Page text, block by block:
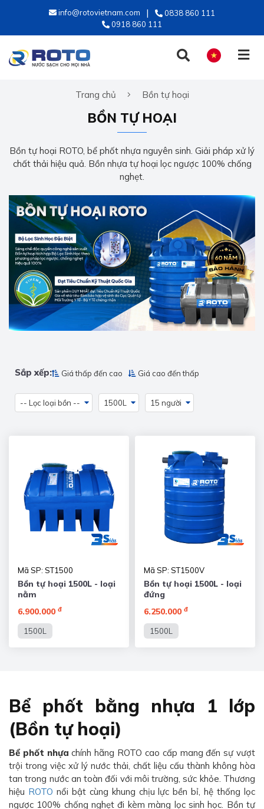
info@rotovietnam.com
0838 860 111
0918 860 111
Trang chủ Bồn tự hoại
BỒN TỰ HOẠI
Bồn tự hoại ROTO, bể phốt nhựa nguyên sinh. Giải pháp xử lý
chất thải hiệu quả. Bồn nhựa tự hoại lọc ngược 100% chống
nghẹt.
Sắp xếp: Giá thấp đến cao Giá cao đến thấp
-- Lọc loại bồn -- 1500L 15 người
Mã SP: ST1500
Bồn tự hoại 1500L - loại
nằm
6.900.000 đ
1500L
Mã SP: ST1500V
Bồn tự hoại 1500L - loại
đứng
6.250.000 đ
1500L
Bể phốt bằng nhựa 1 lớp
(Bồn tự hoại)
Bể phốt nhựa chính hãng ROTO cao cấp mang đến sự vượt
trội trong việc xử lý nước thải, chất liệu cấu thành không hòa
tan trong nước an toàn đối với môi trường, sức khỏe. Thương
hiệu ROTO nổi bật cùng khung chịu lực bền bỉ, hệ thống lọc
ngược 100% chống nghẹt đi kèm màng lọc sinh học. Bồn tự